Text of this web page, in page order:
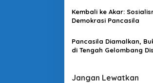
s
Kembali ke Akar:
Demokrasi Pancasila
Pancasila Diamalkan,
di Tengah Gelombang
Jangan Lewatkan